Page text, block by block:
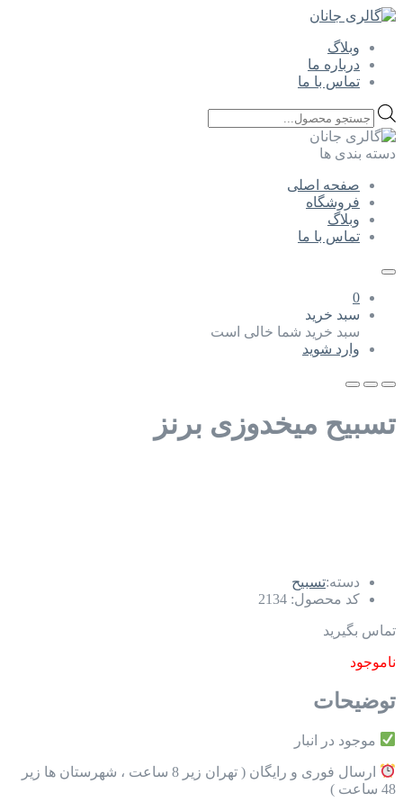
وبلاگ
درباره ما
تماس با ما
Products
search
دسته بندی ها
صفحه اصلی
فروشگاه
وبلاگ
تماس با ما
0
سبد خرید
سبد خرید شما خالی است
وارد شوید
تسبیح میخدوزی برنز
دسته:تسبیح
کد محصول: 2134
تماس بگیرید
ناموجود
توضیحات
موجود در انبار
ارسال فوری و رایگان ( تهران زیر 8 ساعت ، شهرستان ها زیر
48 ساعت )